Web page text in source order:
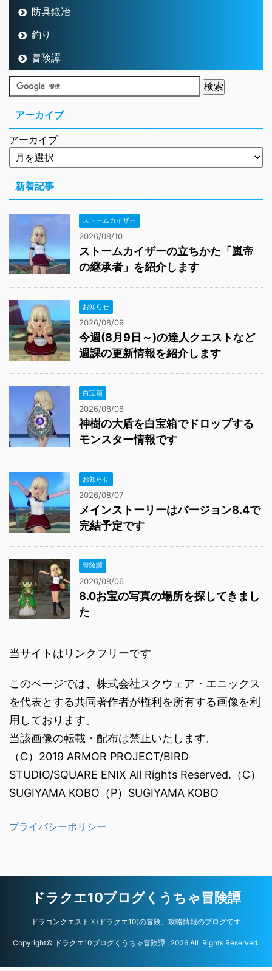
防具鍛冶
釣り
冒険譚
アーカイブ
アーカイブ
新着記事
ストームカイザー
2026/08/10
ストームカイザーの立ちかた「嵐帝
の継承者」を紹介します
お知らせ
2026/08/09
今週(8月9日～)の達人クエストなど
週課の更新情報を紹介します
白宝箱
2026/08/08
神樹の大盾を白宝箱でドロップする
モンスター情報です
お知らせ
2026/08/07
メインストーリーはバージョン8.4で
完結予定です
冒険譚
2026/08/06
8.0お宝の写真の場所を探してきまし
た
当サイトはリンクフリーです
このページでは、株式会社スクウェア・エニックス
を代表とする共同著作者が権利を所有する画像を利
用しております。
当該画像の転載・配布は禁止いたします。
（C）2019 ARMOR PROJECT/BIRD
STUDIO/SQUARE ENIX All Rights Reserved.（C）
SUGIYAMA KOBO（P）SUGIYAMA KOBO
プライバシーポリシー
ドラクエ10ブログくうちゃ冒険譚
ドラゴンクエストＸ(ドラクエ10)の冒険、攻略情報のブログです
Copyright© ドラクエ10ブログくうちゃ冒険譚 , 2026 All Rights Reserved.